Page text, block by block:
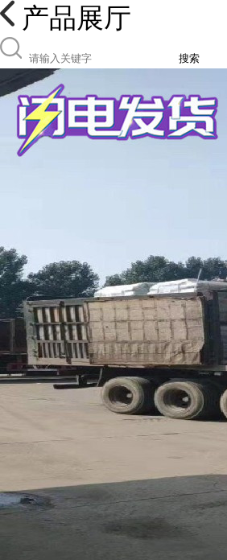
产品展厅
搜索